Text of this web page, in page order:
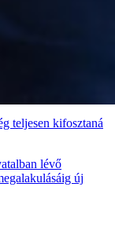
teljesen kifosztaná
lévő
új